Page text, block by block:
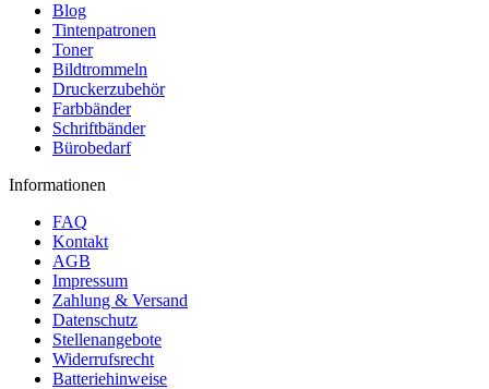
Blog
Tintenpatronen
Toner
Bildtrommeln
Druckerzubehör
Farbbänder
Schriftbänder
Bürobedarf
Informationen
FAQ
Kontakt
AGB
Impressum
Zahlung & Versand
Datenschutz
Stellenangebote
Widerrufsrecht
Batteriehinweise